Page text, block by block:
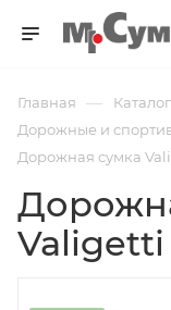
Главная — Каталог
Дорожные и
Дорожная сумка
Valigetti